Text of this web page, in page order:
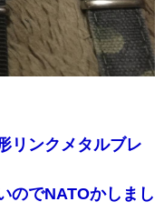
リンクメタルブレ
のでNATOかしまし